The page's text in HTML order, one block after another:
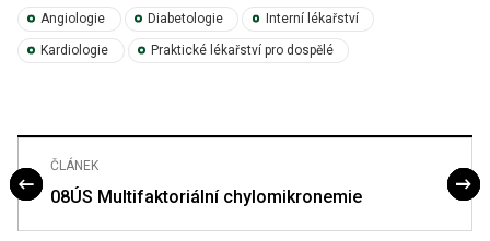
Angiologie Diabetologie Interní lékařství
Kardiologie Praktické lékařství pro dospělé
ČLÁNEK
08ÚS Multifaktoriální chylomikronemie